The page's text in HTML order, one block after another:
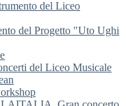
del Liceo
del Progetto "Uto Ughi
del Liceo Musicale